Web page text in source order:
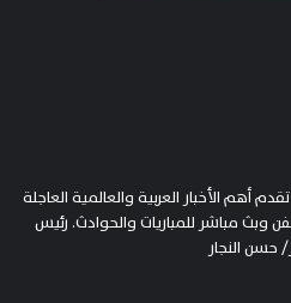
أهم الأخبار العربية والعالمية العاجلة
وبث مباشر للمباريات والحوادث. رئيس
حسن النجار